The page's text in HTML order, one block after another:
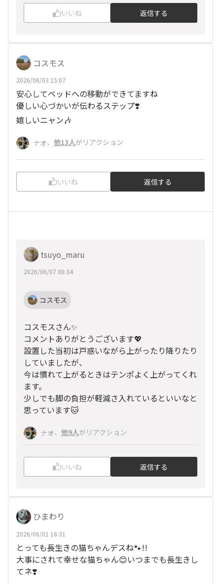
いいね 返信する
コスモス
2026/06/03 15:07
安心してベッドへの移動ができてますね
優しい心づかいが伝わるステップ❣️
嬉しいニャン🎶
ナオ、 他13人がリアクション
いいね 返信する
tsuyo_maru
2026/06/07 00:34
コスモス
コスモスさん✨
コメントありがとうございます💖
設置した当初は戸惑いながら上がったり降りたり
していましたが、
今は慣れて上がるときはテンポよく上がってくれ
ます。
少しでも脚の負担が軽減さ入れているといいなと
思っています🐱
ナオ、 他9人がリアクション
いいね 返信する
ひまわり
2026/06/01 16:31
とっても長生きの猫ちゃんデスね🐾!!
大事にされて幸せな猫ちゃん😊いつまでも長生きし
てネ❣️